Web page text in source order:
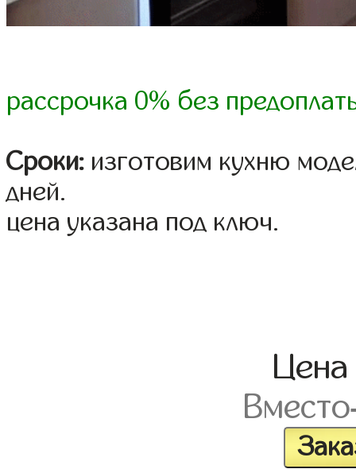
рассрочка 0% без
Сроки: изготовим кухню
дней.
цена указана под ключ.
Вместо